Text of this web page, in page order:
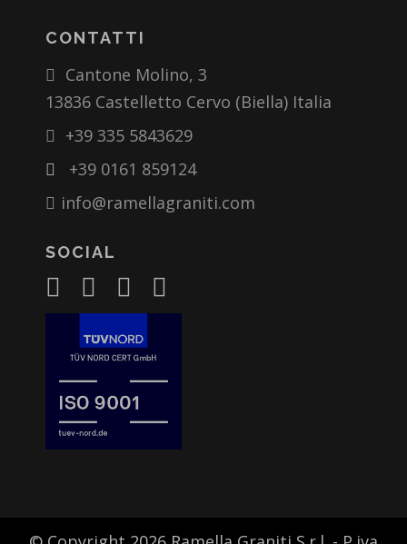
CONTATTI
Cantone Molino, 3
13836 Castelletto Cervo (Biella) Italia
+39 335 5843629
+39 0161 859124
info@ramellagraniti.com
SOCIAL